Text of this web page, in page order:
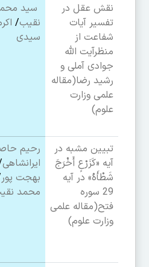
نقش عقل در
تفسیر آیات
شفاعت از
منظرآیت الله
جوادی آملی و
رشید رضا(مقاله
علمی وزارت
علوم)
سید
نقیب/
سیدی
تبیین مشبه در
آیه «کَزَرْعٍ أَخْرَجَ
شَطْأَهُ» در آیه
29 سوره
فتح(مقاله علمی
وزارت علوم)
رحیم
ایرانشاهی
بهجت پور
محمد